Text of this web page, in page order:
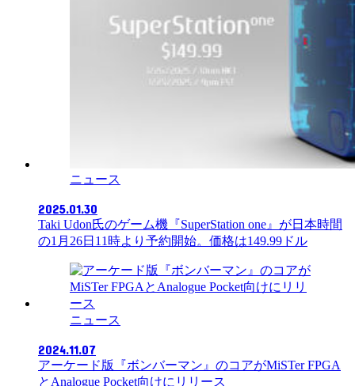
ニュース
2025.01.30
Taki Udon氏のゲーム機『SuperStation one』が日本時間
の1月26日11時より予約開始。価格は149.99ドル
ニュース
2024.11.07
アーケード版『ボンバーマン』のコアがMiSTer FPGA
とAnalogue Pocket向けにリリース